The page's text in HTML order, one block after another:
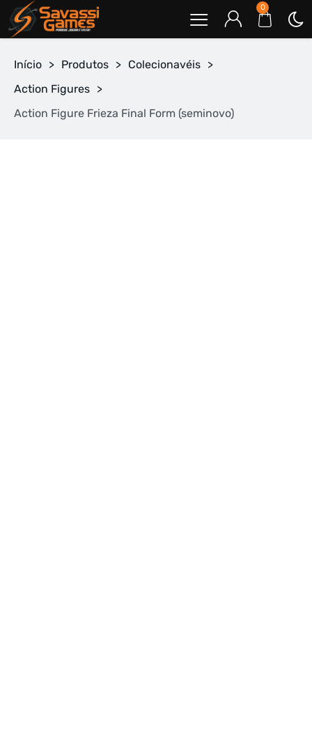
0
Início > Produtos > Colecionavéis >
Action Figures >
Action Figure Frieza Final Form (seminovo)